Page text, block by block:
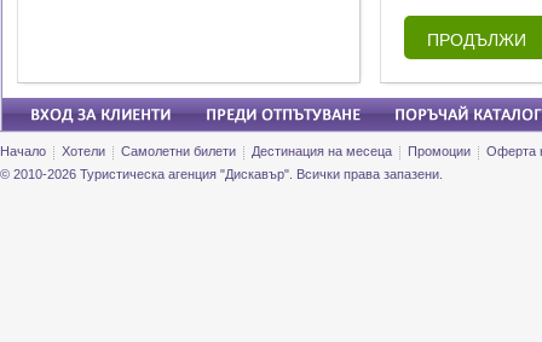
ПРОДЪЛЖИ
Начало Хотели Самолетни билети Дестинация на месеца Промоции
Оферта
© 2010-2026 Туристическа агенция "Дискавър". Всички права запазени.